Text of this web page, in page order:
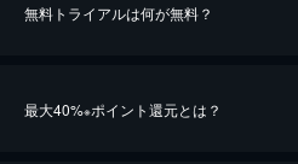
無料トライアルは何が無料？
最大40%※ポイント還元とは？